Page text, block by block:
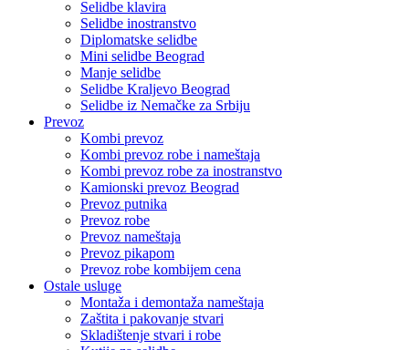
Selidbe klavira
Selidbe inostranstvo
Diplomatske selidbe
Mini selidbe Beograd
Manje selidbe
Selidbe Kraljevo Beograd
Selidbe iz Nemačke za Srbiju
Prevoz
Kombi prevoz
Kombi prevoz robe i nameštaja
Kombi prevoz robe za inostranstvo
Kamionski prevoz Beograd
Prevoz putnika
Prevoz robe
Prevoz nameštaja
Prevoz pikapom
Prevoz robe kombijem cena
Ostale usluge
Montaža i demontaža nameštaja
Zaštita i pakovanje stvari
Skladištenje stvari i robe